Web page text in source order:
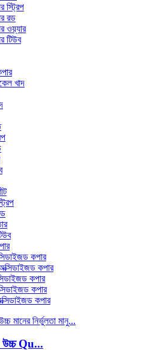
স্ট্রিপ
রড
ওয়্যার
টিউব
খাদ
কপার
কপার
কপার
কপার
কপার
উচ্চ Qu...